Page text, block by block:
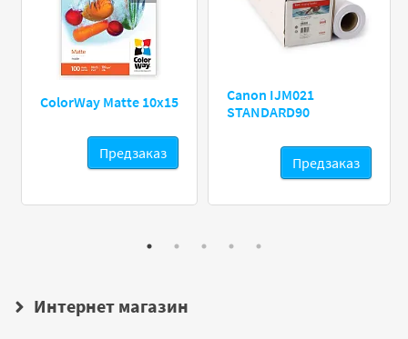
ColorWay Matte 10х15
Предзаказ
Canon IJM021
STANDARD90
Предзаказ
Интернет магазин